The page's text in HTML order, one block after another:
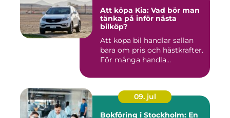
Att köpa Kia: Vad bör man
tänka på inför nästa
bilköp?
Att köpa bil handlar sällan
bara om pris och hästkrafter.
För många handla...
09. jul
Bokföring i Stockholm: En